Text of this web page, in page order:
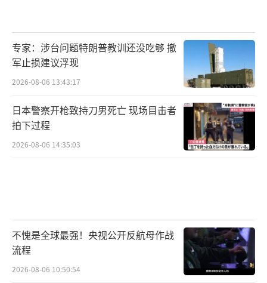
专家：涉台问题特朗普教训还没吃够 撤
军止损建议浮现
2026-08-06 13:43:17
日本警察开枪致持刀男死亡 现场目击者
拍下过程
2026-08-06 14:35:03
不愧是全球最强！央视公开反航母作战
流程
2026-08-06 10:50:54